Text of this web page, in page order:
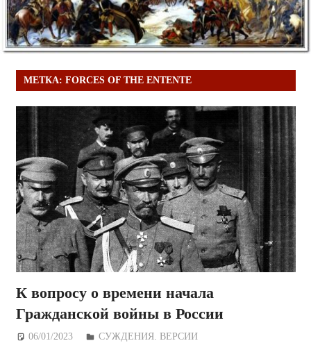
МЕТКА: FORCES OF THE ENTENTE
К вопросу о времени начала
Гражданской войны в России
06/01/2023 Дежурный по Редакции
СУЖДЕНИЯ. ВЕРСИИ